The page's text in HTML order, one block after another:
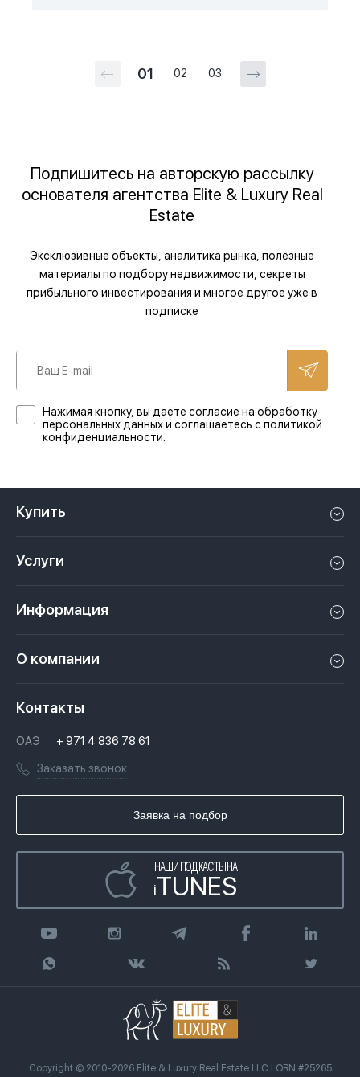
01 02 03
Подпишитесь на авторскую рассылку
основателя агентства Elite & Luxury Real
Estate
Эксклюзивные объекты, аналитика рынка, полезные
материалы по подбору недвижимости, секреты
прибыльного инвестирования и многое другое уже в
подписке
Нажимая кнопку, вы даёте согласие на обработку
персональных данных и соглашаетесь с политикой
конфиденциальности.
Купить
Апартаменты в Дубае
Пентхаус в Дубае
Услуги
Сдать недвижимость в Дубае, ОАЭ
Недвижимость за криптовалюту в Дубае
Переезд в Дубай, ОАЭ
Гражданство ОАЭ
Информация
Законы
Вопросы и ответы
Книги
Инфографика
О компании
Лицензии
Агентство недвижимости
Контакты
ОАЭ + 971 4 836 78 61
Заказать звонок
Заявка на подбор
НАШИ ПОДКАСТЫ НА
iTUNES
Copyright © 2010-2026 Elite & Luxury Real Estate LLC | ORN #25265